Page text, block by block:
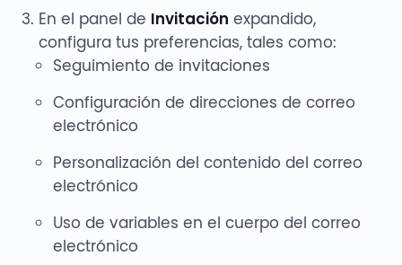
En el panel de Invitación expandido,
configura tus preferencias, tales como:
Seguimiento de invitaciones
Configuración de direcciones de correo
electrónico
Personalización del contenido del correo
electrónico
Uso de variables en el cuerpo del correo
electrónico